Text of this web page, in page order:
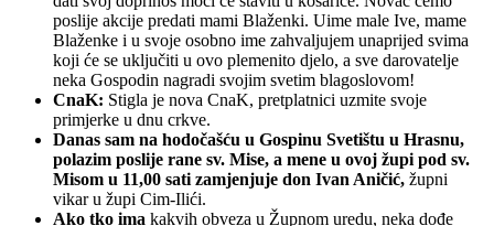
poslije akcije predati mami Blaženki. Uime male Ive, mame
Blaženke i u svoje osobno ime zahvaljujem unaprijed svima
koji će se uključiti u ovo plemenito djelo, a sve darovatelje
neka Gospodin nagradi svojim svetim blagoslovom!
CnaK: Stigla je nova CnaK, pretplatnici uzmite svoje
primjerke u dnu crkve.
Danas sam na hodočašću u Gospinu Svetištu u Hrasnu,
polazim poslije rane sv. Mise, a mene u ovoj župi pod sv.
Misom u 11,00 sati zamjenjuje don Ivan Aničić, župni
vikar u župi Cim-Ilići.
Ako tko ima kakvih obveza u Župnom uredu, neka dođe